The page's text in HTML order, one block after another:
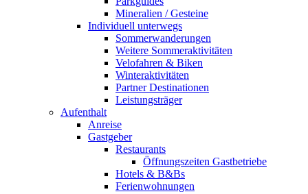
Mineralien / Gesteine
Individuell unterwegs
Sommerwanderungen
Weitere Sommeraktivitäten
Velofahren & Biken
Winteraktivitäten
Partner Destinationen
Leistungsträger
Aufenthalt
Anreise
Gastgeber
Restaurants
Öffnungszeiten Gastbetriebe
Hotels & B&Bs
Ferienwohnungen